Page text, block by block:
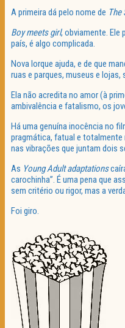
A primeira dá pelo nome de The
Boy meets girl, obviamente. Ele
país, é algo complicada.
Nova Iorque ajuda, e de que
ruas e parques, museus e
Ela não acredita no amor (à
ambivalência e fatalismo, os
Há uma genuína inocência no
pragmática, fatual e totalmente
nas vibrações que juntam dois
As Young Adult adaptations
carochinha”. É uma pena que
sem critério ou rigor, mas a
Foi giro.